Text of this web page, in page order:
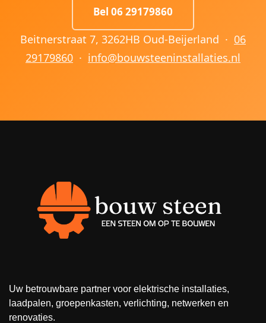
Bel 06 29179860
Beitnerstraat 7, 3262HB Oud-Beijerland · 06
29179860 · info@bouwsteeninstallaties.nl
Uw betrouwbare partner voor elektrische installaties,
laadpalen, groepenkasten, verlichting, netwerken en
renovaties.